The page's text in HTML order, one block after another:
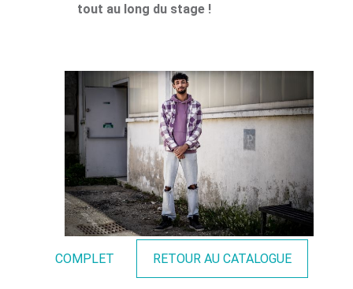
tout au long du stage !
COMPLET RETOUR AU CATALOGUE